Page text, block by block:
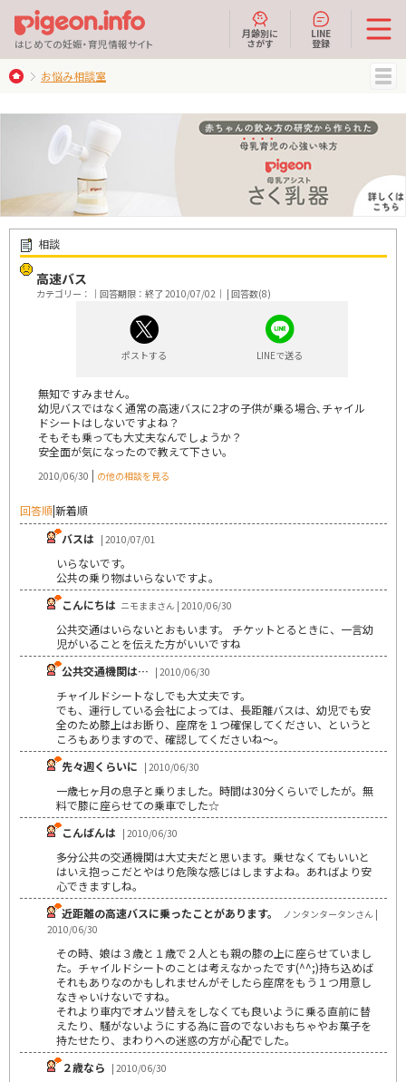
はじめての妊娠・育児情報サイト
月齢別に
さがす
LINE
登録
お悩み相談室
相談
高速バス
カテゴリー：｜回答期限：終了 2010/07/02｜ | 回答数(8)
ポストする LINEで送る
無知ですみません｡
幼児バスではなく通常の高速バスに2才の子供が乗る場合､チャイル
ドシートはしないですよね？
そもそも乗っても大丈夫なんでしょうか？
安全面が気になったので教えて下さい｡
2010/06/30 | の他の相談を見る
回答順|新着順
バスは | 2010/07/01
いらないです。
公共の乗り物はいらないですよ。
こんにちは ニモままさん | 2010/06/30
公共交通はいらないとおもいます。 チケットとるときに、一言幼
児がいることを伝えた方がいいですね
公共交通機関は… | 2010/06/30
チャイルドシートなしでも大丈夫です。
でも、運行している会社によっては、長距離バスは、幼児でも安
全のため膝上はお断り、座席を１つ確保してください、というと
ころもありますので、確認してくださいね～。
先々週くらいに | 2010/06/30
一歳七ヶ月の息子と乗りました。時間は30分くらいでしたが。無
料で膝に座らせての乗車でした☆
こんばんは | 2010/06/30
多分公共の交通機関は大丈夫だと思います。乗せなくてもいいと
はいえ抱っこだとやはり危険な感じはしますよね。あればより安
心できますしね。
近距離の高速バスに乗ったことがあります。
ノンタンタータンさん |
2010/06/30
その時、娘は３歳と１歳で２人とも親の膝の上に座らせていまし
た。チャイルドシートのことは考えなかったです(^^;)持ち込めば
それもありなのかもしれませんがそしたら座席をもう１つ用意し
なきゃいけないですね。
それより車内でオムツ替えをしなくても良いように乗る直前に替
えたり、騒がないようにする為に音のでないおもちゃやお菓子を
持たせたり、まわりへの迷惑の方が心配でした。
２歳なら | 2010/06/30